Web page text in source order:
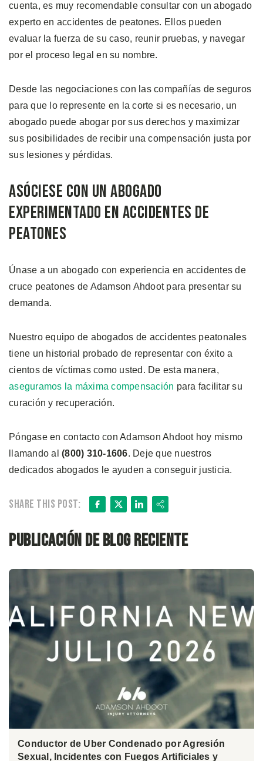
cuenta, es muy recomendable consultar con un abogado
experto en accidentes de peatones. Ellos pueden
evaluar la fuerza de su caso, reunir pruebas, y navegar
por el proceso legal en su nombre.
Desde las negociaciones con las compañías de seguros
para que lo represente en la corte si es necesario, un
abogado puede abogar por sus derechos y maximizar
sus posibilidades de recibir una compensación justa por
sus lesiones y pérdidas.
Asóciese Con Un Abogado
Experimentado En Accidentes De
Peatones
Únase a un abogado con experiencia en accidentes de
cruce peatones de Adamson Ahdoot para presentar su
demanda.
Nuestro equipo de abogados de accidentes peatonales
tiene un historial probado de representar con éxito a
cientos de víctimas como usted. De esta manera,
aseguramos la máxima compensación para facilitar su
curación y recuperación.
Póngase en contacto con Adamson Ahdoot hoy mismo
llamando al (800) 310-1606. Deje que nuestros
dedicados abogados le ayuden a conseguir justicia.
Share this post: Facebook
X LinkedIn
Share
Publicación de blog reciente
Conductor de Uber Condenado por Agresión
Sexual, Incidentes con Fuegos Artificiales y